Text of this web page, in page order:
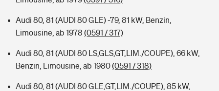
Audi 80, 81 (AUDI 80 GLE) -79, 81 kW, Benzin,
Limousine, ab 1978 (0591 / 317)
Audi 80, 81 (AUDI 80 LS,GLS,GT,LIM./COUPE), 66 kW,
Benzin, Limousine, ab 1980(0591 / 318)
Audi 80, 81 (AUDI 80 GLE,GT,LIM./COUPE), 85 kW,